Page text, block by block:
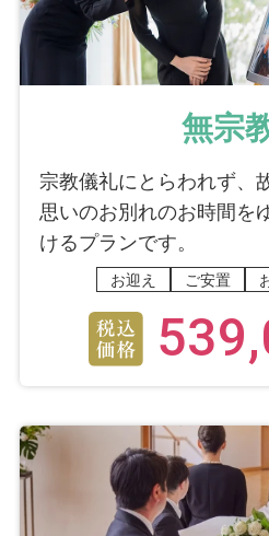
無宗
宗教儀礼にとらわれず、
思いのお別れのお時間を
けるプランです。
お迎え ご安置